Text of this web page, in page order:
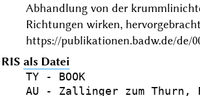
Abhandlung von der
Richtungen wirken,
https://publikationen.badw.de/de/
RIS als Datei
TY - BOOK
AU - Zallinger zum Thurn,